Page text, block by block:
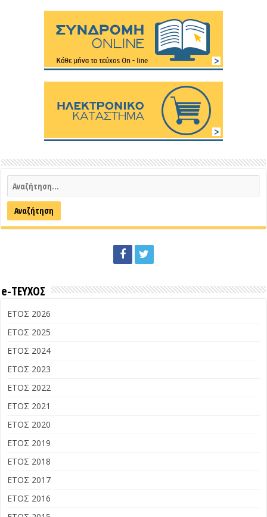
e-ΤΕΥΧΟΣ
ΕΤΟΣ 2026
ΕΤΟΣ 2025
ΕΤΟΣ 2024
ΕΤΟΣ 2023
ΕΤΟΣ 2022
ΕΤΟΣ 2021
ΕΤΟΣ 2020
ΕΤΟΣ 2019
ΕΤΟΣ 2018
ΕΤΟΣ 2017
ΕΤΟΣ 2016